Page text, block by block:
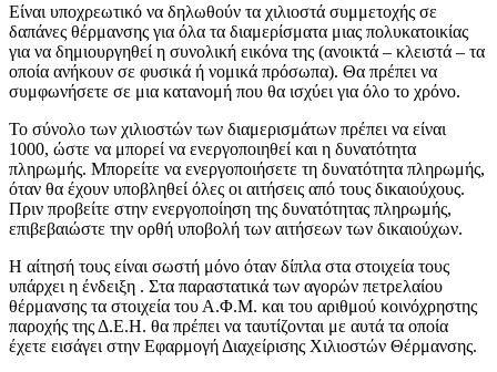
Είναι υποχρεωτικό να δηλωθούν τα χιλιοστά συμμετοχής σε
δαπάνες θέρμανσης για όλα τα διαμερίσματα μιας πολυκατοικίας
για να δημιουργηθεί η συνολική εικόνα της (ανοικτά – κλειστά – τα
οποία ανήκουν σε φυσικά ή νομικά πρόσωπα). Θα πρέπει να
συμφωνήσετε σε μια κατανομή που θα ισχύει για όλο το χρόνο.
Το σύνολο των χιλιοστών των διαμερισμάτων πρέπει να είναι
1000, ώστε να μπορεί να ενεργοποιηθεί και η δυνατότητα
πληρωμής. Μπορείτε να ενεργοποιήσετε τη δυνατότητα πληρωμής,
όταν θα έχουν υποβληθεί όλες οι αιτήσεις από τους δικαιούχους.
Πριν προβείτε στην ενεργοποίηση της δυνατότητας πληρωμής,
επιβεβαιώστε την ορθή υποβολή των αιτήσεων των δικαιούχων.
Η αίτησή τους είναι σωστή μόνο όταν δίπλα στα στοιχεία τους
υπάρχει η ένδειξη . Στα παραστατικά των αγορών πετρελαίου
θέρμανσης τα στοιχεία του Α.Φ.Μ. και του αριθμού κοινόχρηστης
παροχής της Δ.Ε.Η. θα πρέπει να ταυτίζονται με αυτά τα οποία
έχετε εισάγει στην Εφαρμογή Διαχείρισης Χιλιοστών Θέρμανσης.